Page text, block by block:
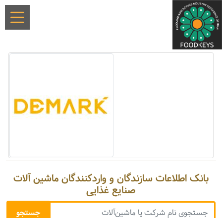
بانک اطلاعات سازندگان و واردکنندگان ماشین آلات
صنایع غذایی